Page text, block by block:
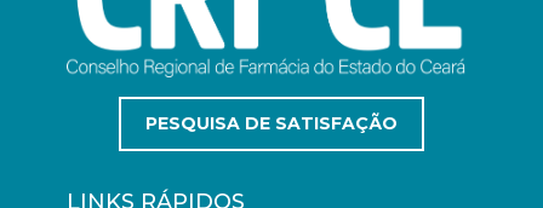
PESQUISA DE SATISFAÇÃO
LINKS RÁPIDOS